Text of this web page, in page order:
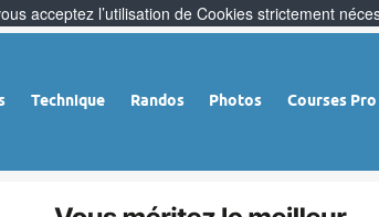
Technique Randos Photos Courses Pro
acceptez l’utilisation de Cookies strictement